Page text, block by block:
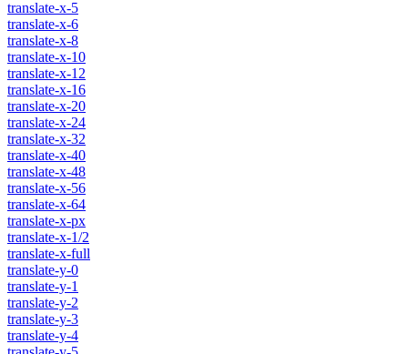
translate-x-5
translate-x-6
translate-x-8
translate-x-10
translate-x-12
translate-x-16
translate-x-20
translate-x-24
translate-x-32
translate-x-40
translate-x-48
translate-x-56
translate-x-64
translate-x-px
translate-x-1/2
translate-x-full
translate-y-0
translate-y-1
translate-y-2
translate-y-3
translate-y-4